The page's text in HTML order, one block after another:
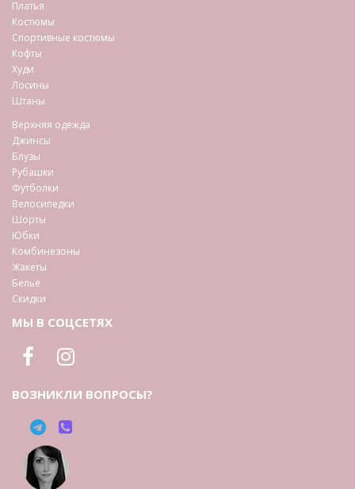
Платья
Костюмы
Спортивные костюмы
Кофты
Худи
Лосины
Штаны
Верхняя одежда
Джинсы
Блузы
Рубашки
Футболки
Велосипедки
Шорты
Юбки
Комбинезоны
Жакеты
Белье
Скидки
МЫ В СОЦСЕТЯХ
ВОЗНИКЛИ ВОПРОСЫ?